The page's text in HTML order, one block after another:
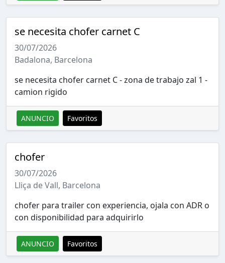
se necesita chofer carnet C
30/07/2026
Badalona, Barcelona
se necesita chofer carnet C - zona de trabajo zal 1 -
camion rigido
ANUNCIO Favoritos
chofer
30/07/2026
Lliça de Vall, Barcelona
chofer para trailer con experiencia, ojala con ADR o
con disponibilidad para adquirirlo
ANUNCIO Favoritos